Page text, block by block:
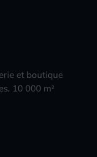
et boutique
10 000 m²